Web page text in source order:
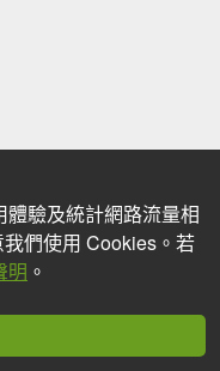
驗及統計網路流量相
們使用 Cookies。若
明 。